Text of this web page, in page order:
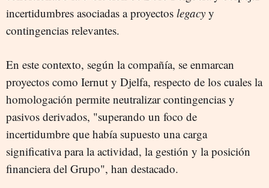
incertidumbres asociadas a proyectos legacy y
contingencias relevantes.
En este contexto, según la compañía, se enmarcan
proyectos como Iernut y Djelfa, respecto de los cuales la
homologación permite neutralizar contingencias y
pasivos derivados, "superando un foco de
incertidumbre que había supuesto una carga
significativa para la actividad, la gestión y la posición
financiera del Grupo", han destacado.